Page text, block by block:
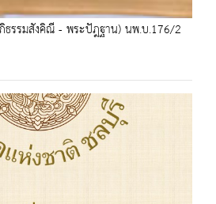
รรมสังคิณี - พระปัฎฐาน) นพ.บ.176/2